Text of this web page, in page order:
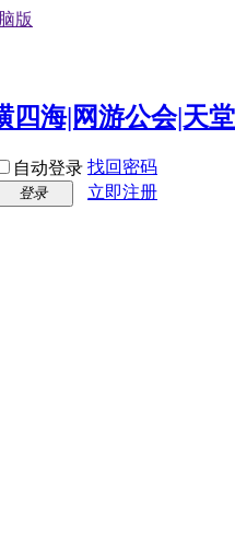
版
自动登录 找回密码
登录 立即注册